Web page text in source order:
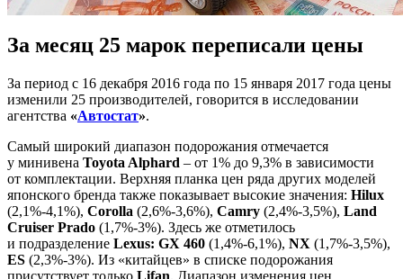
За месяц 25 марок переписали цены
За период с 16 декабря 2016 года по 15 января 2017 года цены
изменили 25 производителей, говорится в исследовании
агентства «Автостат».
Самый широкий диапазон подорожания отмечается
у минивена Toyota Alphard – от 1% до 9,3% в зависимости
от комплектации. Верхняя планка цен ряда других моделей
японского бренда также показывает высокие значения: Hilux
(2,1%-4,1%), Corolla (2,6%-3,6%), Camry (2,4%-3,5%), Land
Cruiser Prado (1,7%-3%). Здесь же отметилось
и подразделение Lexus: GX 460 (1,4%-6,1%), NX (1,7%-3,5%),
ES (2,3%-3%). Из «китайцев» в списке подорожания
присутствует только Lifan. Диапазон изменения цен